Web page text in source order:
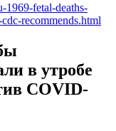
1969-fetal-deaths-
recommends.html
в утробе
COVID-